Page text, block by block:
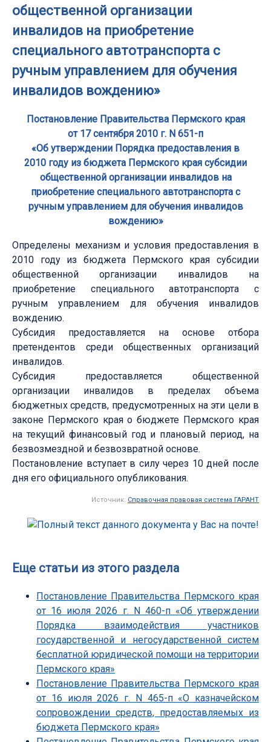
общественной организации
инвалидов на приобретение
специального автотранспорта с
ручным управлением для обучения
инвалидов вождению»
Постановление Правительства Пермского края
от 17 сентября 2010 г. N 651-п
«Об утверждении Порядка предоставления в
2010 году из бюджета Пермского края субсидии
общественной организации инвалидов на
приобретение специального автотранспорта с
ручным управлением для обучения инвалидов
вождению»
Определены механизм и условия предоставления в
2010 году из бюджета Пермского края субсидии
общественной организации инвалидов на
приобретение специального автотранспорта с
ручным управлением для обучения инвалидов
вождению.
Субсидия предоставляется на основе отбора
претендентов среди общественных организаций
инвалидов.
Субсидия предоставляется общественной
организации инвалидов в пределах объема
бюджетных средств, предусмотренных на эти цели в
законе Пермского края о бюджете Пермского края
на текущий финансовый год и плановый период, на
безвозмездной и безвозвратной основе.
Постановление вступает в силу через 10 дней после
дня его официального опубликования.
Источник: Справочная правовая система ГАРАНТ
Еще статьи из этого раздела
Постановление Правительства Пермского края
от 16 июля 2026 г. N 460-п «Об утверждении
Порядка взаимодействия участников
государственной и негосударственной систем
бесплатной юридической помощи на территории
Пермского края»
Постановление Правительства Пермского края
от 16 июля 2026 г. N 465-п «О казначейском
сопровождении средств, предоставляемых из
бюджета Пермского края»